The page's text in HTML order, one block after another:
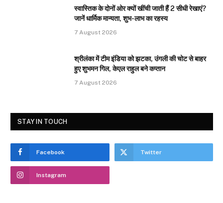
स्वास्तिक के दोनों ओर क्यों खींची जाती हैं 2 सीधी रेखाएं?
जानें धार्मिक मान्यता, शुभ-लाभ का रहस्य
7 August 2026
श्रीलंका में टीम इंडिया को झटका, उंगली की चोट से बाहर
हुए शुभमन गिल, केएल राहुल बने कप्तान
7 August 2026
STAY IN TOUCH
Facebook Twitter
Instagram